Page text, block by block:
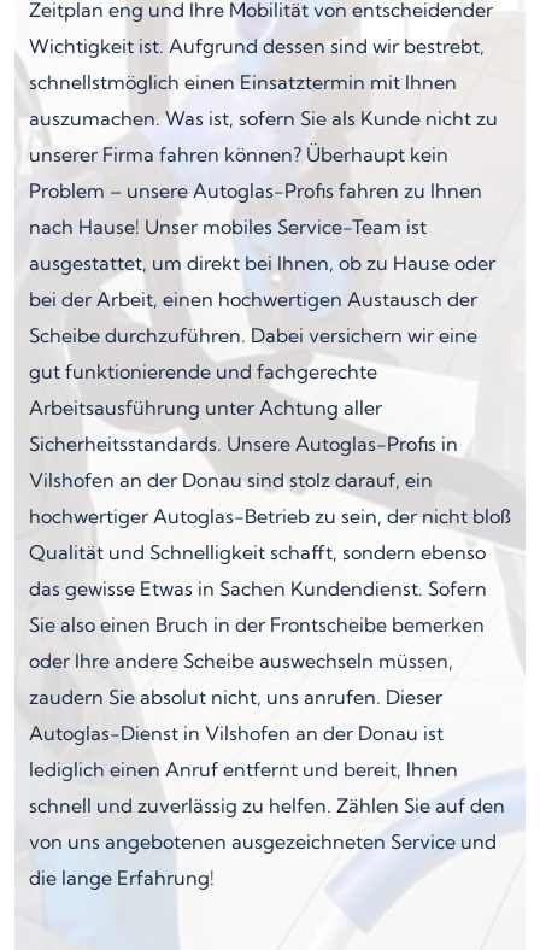
Zeitplan eng und Ihre Mobilität von entscheidender
Wichtigkeit ist. Aufgrund dessen sind wir bestrebt,
schnellstmöglich einen Einsatztermin mit Ihnen
auszumachen. Was ist, sofern Sie als Kunde nicht zu
unserer Firma fahren können? Überhaupt kein
Problem – unsere Autoglas-Profis fahren zu Ihnen
nach Hause! Unser mobiles Service-Team ist
ausgestattet, um direkt bei Ihnen, ob zu Hause oder
bei der Arbeit, einen hochwertigen Austausch der
Scheibe durchzuführen. Dabei versichern wir eine
gut funktionierende und fachgerechte
Arbeitsausführung unter Achtung aller
Sicherheitsstandards. Unsere Autoglas-Profis in
Vilshofen an der Donau sind stolz darauf, ein
hochwertiger Autoglas-Betrieb zu sein, der nicht bloß
Qualität und Schnelligkeit schafft, sondern ebenso
das gewisse Etwas in Sachen Kundendienst. Sofern
Sie also einen Bruch in der Frontscheibe bemerken
oder Ihre andere Scheibe auswechseln müssen,
zaudern Sie absolut nicht, uns anrufen. Dieser
Autoglas-Dienst in Vilshofen an der Donau ist
lediglich einen Anruf entfernt und bereit, Ihnen
schnell und zuverlässig zu helfen. Zählen Sie auf den
von uns angebotenen ausgezeichneten Service und
die lange Erfahrung!